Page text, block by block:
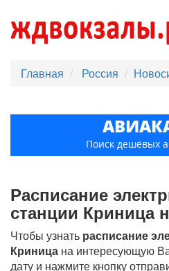
Главная Россия
Поиск дешёвых
Расписание
станции Криница
Чтобы узнать расписание
Криница на интересующую
дату и нажмите кнопку